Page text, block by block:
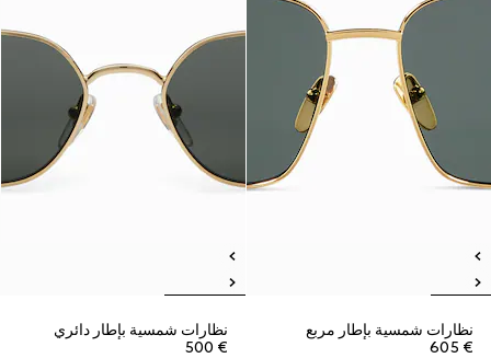
نظارات شمسية بإطار مربع
€ 605
نظارات شمسية بإطار دائري
€ 500